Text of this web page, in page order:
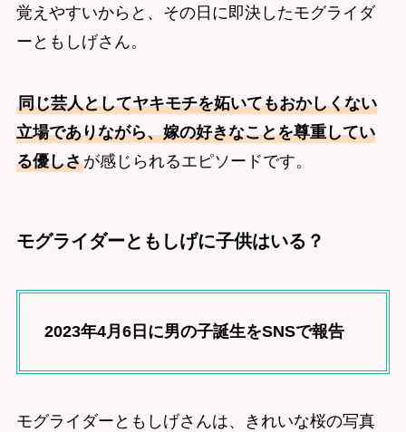
覚えやすいからと、その日に即決したモグライダ
ーともしげさん。
同じ芸人としてヤキモチを妬いてもおかしくない
立場でありながら、嫁の好きなことを尊重してい
る優しさが感じられるエピソードです。
モグライダーともしげに子供はいる？
2023年4月6日に男の子誕生をSNSで報告
モグライダーともしげさんは、きれいな桜の写真